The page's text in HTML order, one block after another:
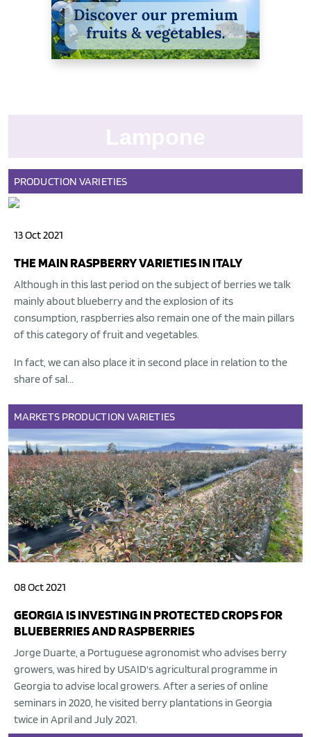
PRODUCTION VARIETIES
13 Oct 2021
THE MAIN RASPBERRY VARIETIES IN ITALY
Although in this last period on the subject of berries we talk
mainly about blueberry and the explosion of its
consumption, raspberries also remain one of the main pillars
of this category of fruit and vegetables.
In fact, we can also place it in second place in relation to the
share of sal...
MARKETS PRODUCTION VARIETIES
08 Oct 2021
GEORGIA IS INVESTING IN PROTECTED CROPS FOR
BLUEBERRIES AND RASPBERRIES
Jorge Duarte, a Portuguese agronomist who advises berry
growers, was hired by USAID's agricultural programme in
Georgia to advise local growers. After a series of online
seminars in 2020, he visited berry plantations in Georgia
twice in April and July 2021.